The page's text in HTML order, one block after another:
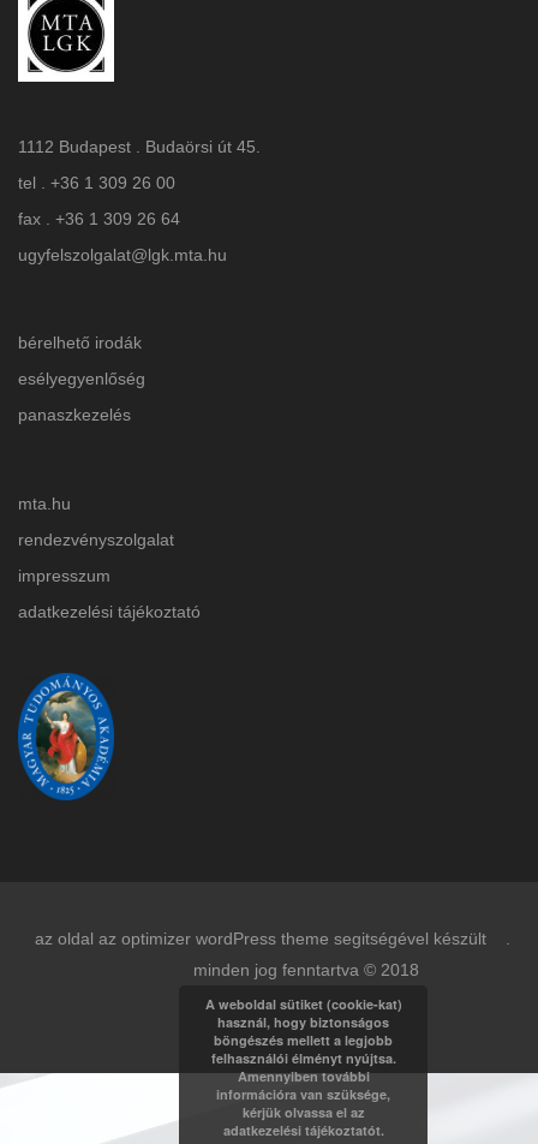
1112 Budapest . Budaörsi út 45.
tel . +36 1 309 26 00
fax . +36 1 309 26 64
ugyfelszolgalat@lgk.mta.hu
bérelhető irodák
esélyegyenlőség
panaszkezelés
mta.hu
rendezvényszolgalat
impresszum
adatkezelési tájékoztató
az oldal az optimizer wordPress theme segitségével készült .
minden jog fenntartva © 2018
A weboldal sütiket (cookie-kat)
használ, hogy biztonságos
böngészés mellett a legjobb
felhasználói élményt nyújtsa.
Amennyiben további
információra van szüksége,
kérjük olvassa el az
adatkezelési tájékoztatót.